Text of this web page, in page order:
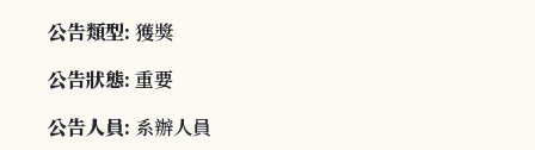
公告類型: 獲獎
公告狀態: 重要
公告人員: 系辦人員